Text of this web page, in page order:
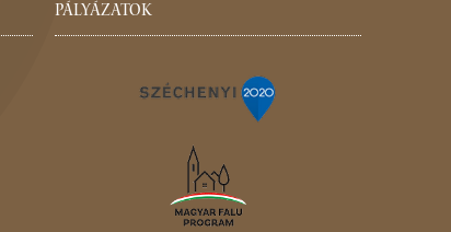
PÁLYÁZATOK